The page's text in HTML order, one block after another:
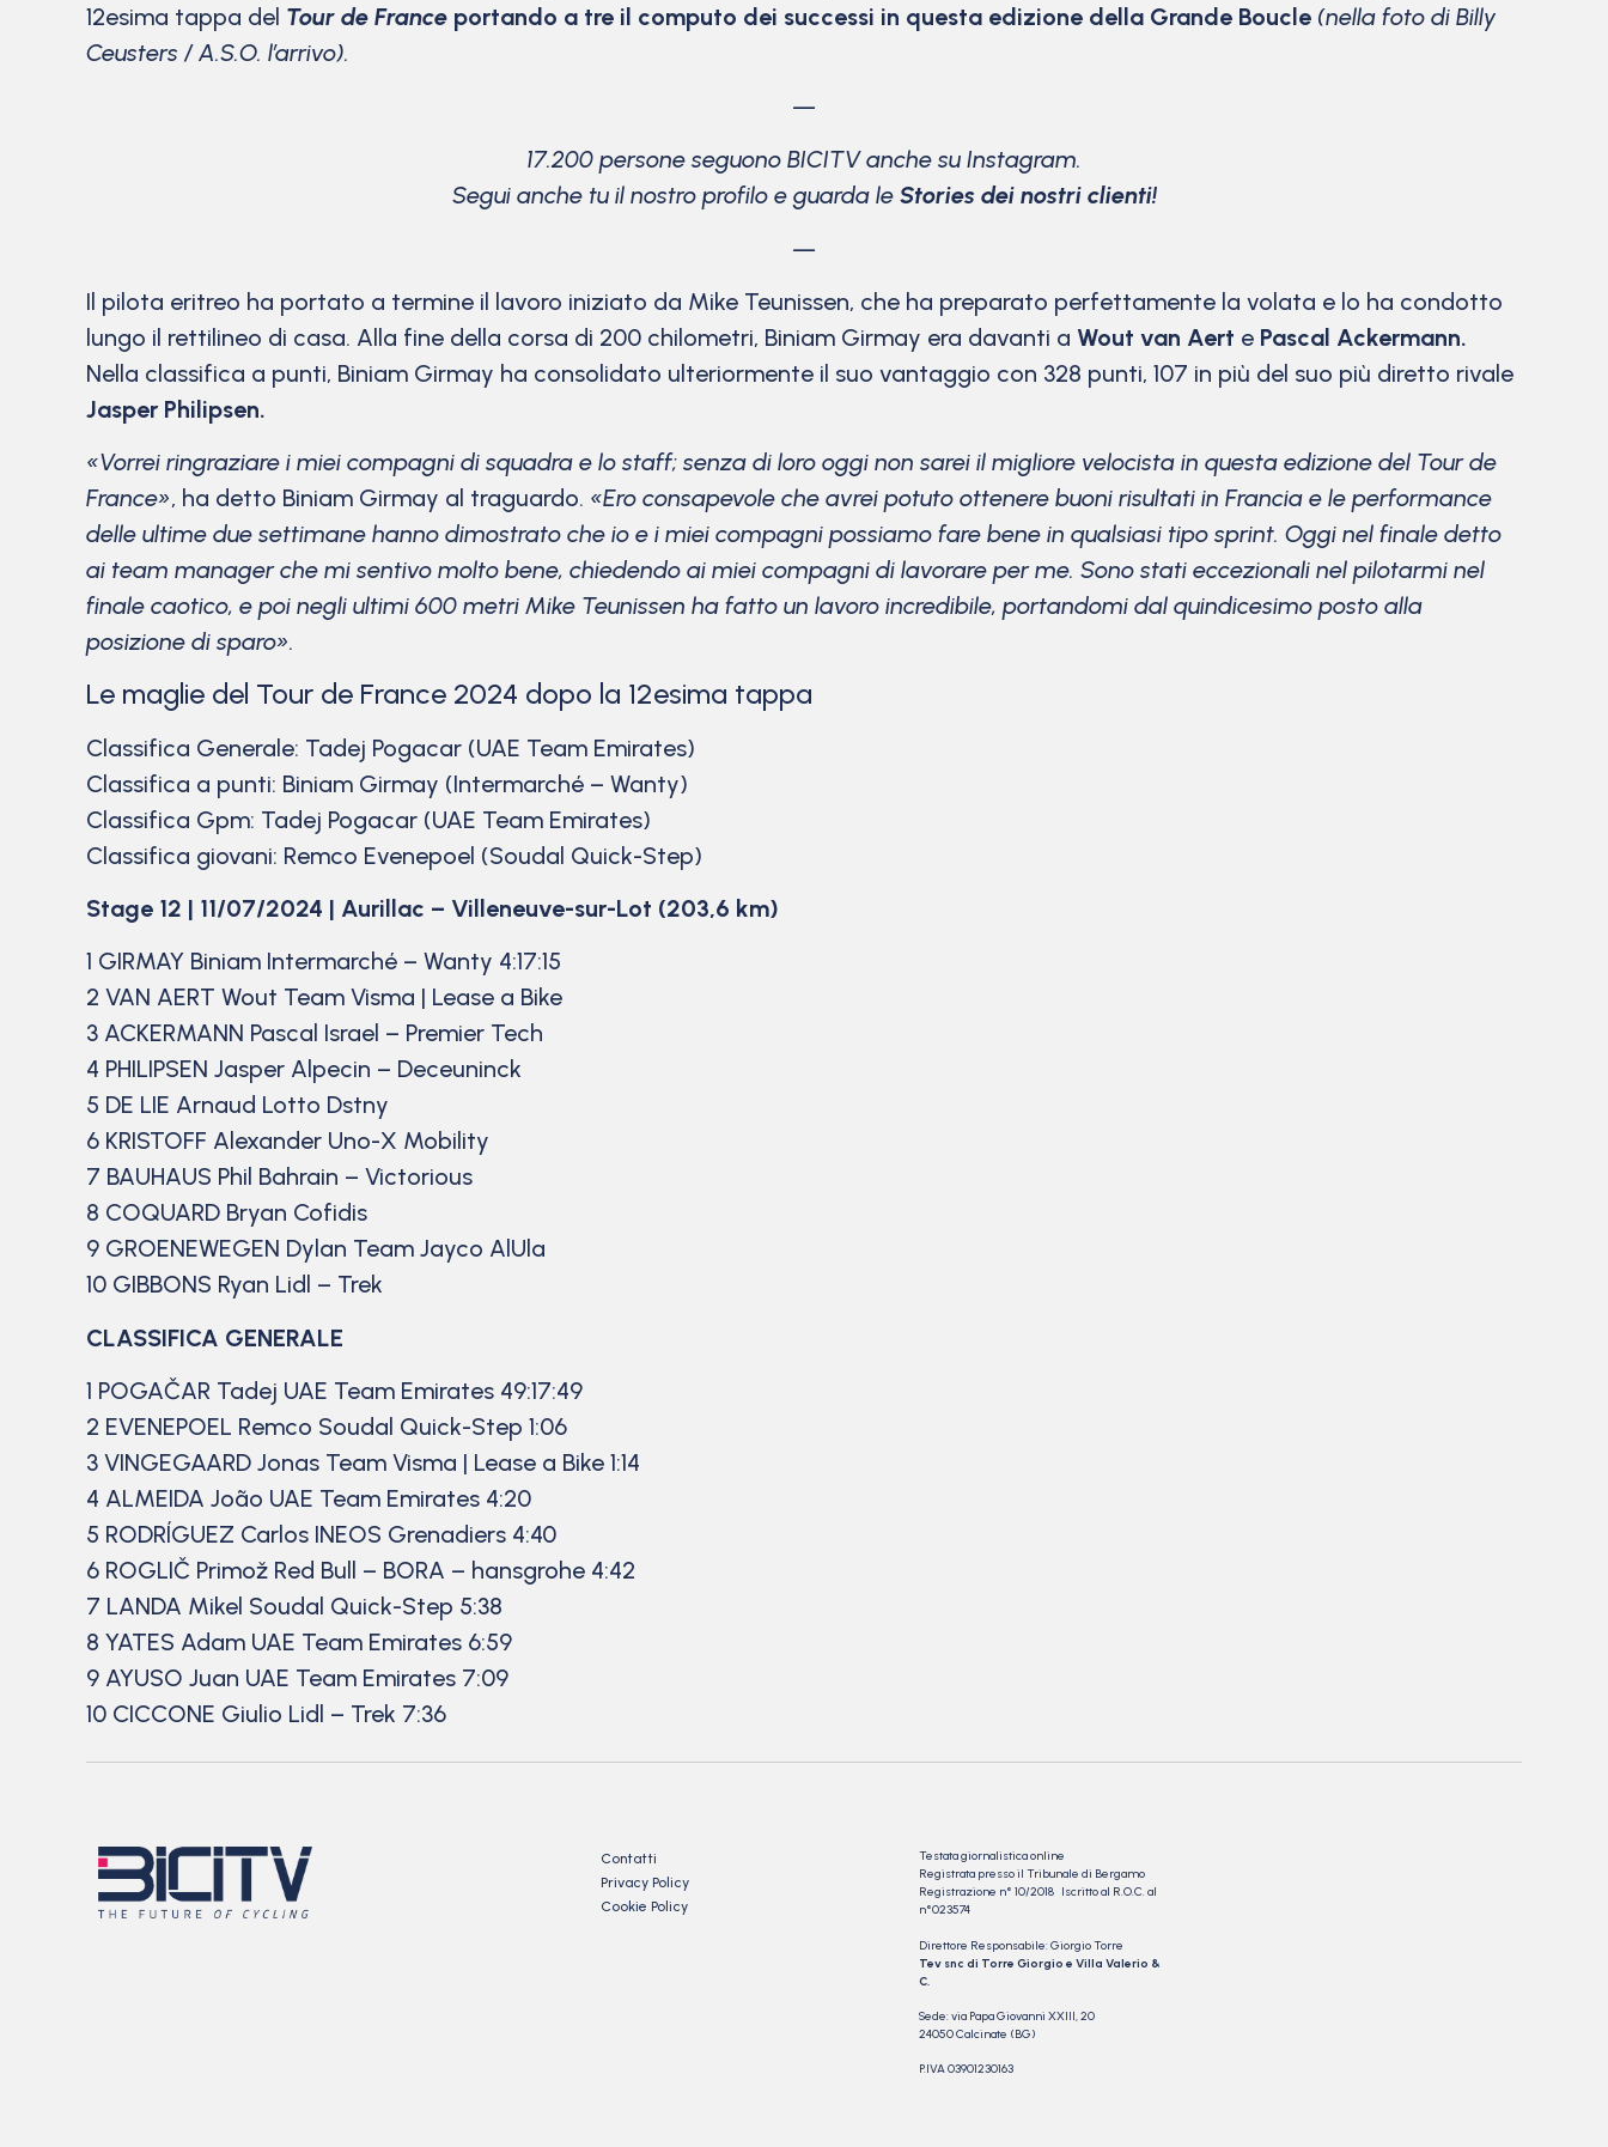
12esima tappa del Tour de France portando a tre il computo dei successi in questa edizione della Grande Boucle (nella foto di Billy
Ceusters / A.S.O. l’arrivo).
—
17.200 persone seguono BICITV anche su Instagram.
Segui anche tu il nostro profilo e guarda le Stories dei nostri clienti!
—
Il pilota eritreo ha portato a termine il lavoro iniziato da Mike Teunissen, che ha preparato perfettamente la volata e lo ha condotto
lungo il rettilineo di casa. Alla fine della corsa di 200 chilometri, Biniam Girmay era davanti a Wout van Aert e Pascal Ackermann.
Nella classifica a punti, Biniam Girmay ha consolidato ulteriormente il suo vantaggio con 328 punti, 107 in più del suo più diretto rivale
Jasper Philipsen.
«Vorrei ringraziare i miei compagni di squadra e lo staff; senza di loro oggi non sarei il migliore velocista in questa edizione del Tour de
France», ha detto Biniam Girmay al traguardo. «Ero consapevole che avrei potuto ottenere buoni risultati in Francia e le performance
delle ultime due settimane hanno dimostrato che io e i miei compagni possiamo fare bene in qualsiasi tipo sprint. Oggi nel finale detto
ai team manager che mi sentivo molto bene, chiedendo ai miei compagni di lavorare per me. Sono stati eccezionali nel pilotarmi nel
finale caotico, e poi negli ultimi 600 metri Mike Teunissen ha fatto un lavoro incredibile, portandomi dal quindicesimo posto alla
posizione di sparo».
Le maglie del Tour de France 2024 dopo la 12esima tappa
Classifica Generale: Tadej Pogacar (UAE Team Emirates)
Classifica a punti: Biniam Girmay (Intermarché – Wanty)
Classifica Gpm: Tadej Pogacar (UAE Team Emirates)
Classifica giovani: Remco Evenepoel (Soudal Quick-Step)
Stage 12 | 11/07/2024 | Aurillac – Villeneuve-sur-Lot (203,6 km)
1 GIRMAY Biniam Intermarché – Wanty 4:17:15
2 VAN AERT Wout Team Visma | Lease a Bike
3 ACKERMANN Pascal Israel – Premier Tech
4 PHILIPSEN Jasper Alpecin – Deceuninck
5 DE LIE Arnaud Lotto Dstny
6 KRISTOFF Alexander Uno-X Mobility
7 BAUHAUS Phil Bahrain – Victorious
8 COQUARD Bryan Cofidis
9 GROENEWEGEN Dylan Team Jayco AlUla
10 GIBBONS Ryan Lidl – Trek
CLASSIFICA GENERALE
1 POGAČAR Tadej UAE Team Emirates 49:17:49
2 EVENEPOEL Remco Soudal Quick-Step 1:06
3 VINGEGAARD Jonas Team Visma | Lease a Bike 1:14
4 ALMEIDA João UAE Team Emirates 4:20
5 RODRÍGUEZ Carlos INEOS Grenadiers 4:40
6 ROGLIČ Primož Red Bull – BORA – hansgrohe 4:42
7 LANDA Mikel Soudal Quick-Step 5:38
8 YATES Adam UAE Team Emirates 6:59
9 AYUSO Juan UAE Team Emirates 7:09
10 CICCONE Giulio Lidl – Trek 7:36
Contatti
Privacy Policy
Cookie Policy
Testata giornalistica online
Registrata presso il Tribunale di Bergamo
Registrazione n° 10/2018 Iscritto al R.O.C. al
n°023574
Direttore Responsabile: Giorgio Torre
Tev snc di Torre Giorgio e Villa Valerio &
C.
Sede: via Papa Giovanni XXIII, 20
24050 Calcinate (BG)
P.IVA 03901230163